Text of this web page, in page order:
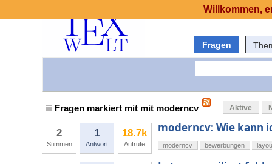
Fragen
Fragen markiert mit mit moderncv Aktive
2
Stimmen
1
Antwort
18.7k
Aufrufe
moderncv: Wie kann
moderncv bewerbungen
Willkommen,